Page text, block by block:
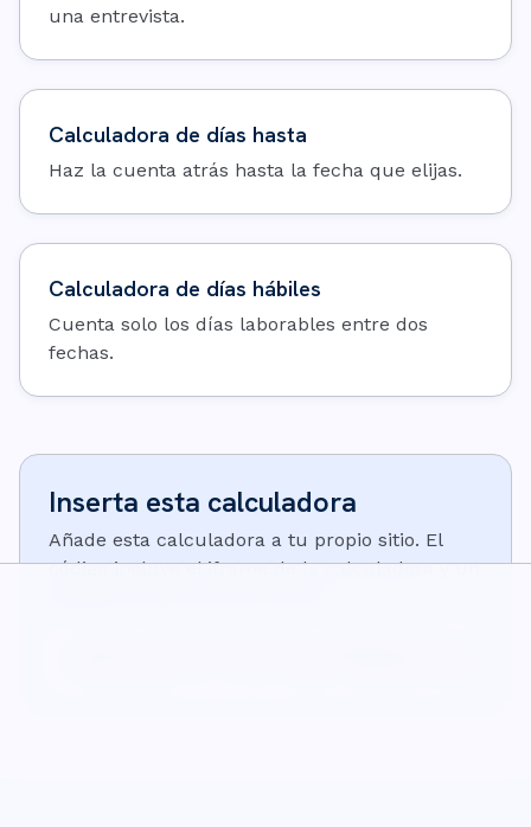
una entrevista.
Calculadora de días hasta
Haz la cuenta atrás hasta la fecha que elijas.
Calculadora de días hábiles
Cuenta solo los días laborables entre dos
fechas.
Inserta esta calculadora
Añade esta calculadora a tu propio sitio. El
código incluye el iframe de la calculadora y un